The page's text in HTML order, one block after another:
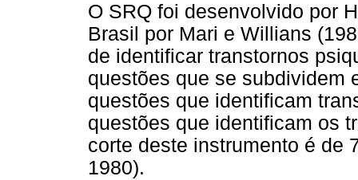
O SRQ foi desenvolvido por
Brasil por Mari e Willians
de identificar transtornos
questões que se subdividem
questões que identificam
questões que identificam os
corte deste instrumento é de
1980).